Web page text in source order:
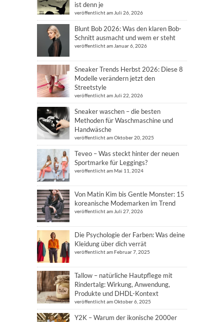
ist denn je
veröffentlicht am Juli 26, 2026
Blunt Bob 2026: Was den klaren Bob-
Schnitt ausmacht und wem er steht
veröffentlicht am Januar 6, 2026
Sneaker Trends Herbst 2026: Diese 8
Modelle verändern jetzt den
Streetstyle
veröffentlicht am Juli 22, 2026
Sneaker waschen – die besten
Methoden für Waschmaschine und
Handwäsche
veröffentlicht am Oktober 20, 2025
Teveo – Was steckt hinter der neuen
Sportmarke für Leggings?
veröffentlicht am Mai 11, 2024
Von Matin Kim bis Gentle Monster: 15
koreanische Modemarken im Trend
veröffentlicht am Juli 27, 2026
Die Psychologie der Farben: Was deine
Kleidung über dich verrät
veröffentlicht am Februar 7, 2025
Tallow – natürliche Hautpflege mit
Rindertalg: Wirkung, Anwendung,
Produkte und DHDL-Kontext
veröffentlicht am Oktober 6, 2025
Y2K – Warum der ikonische 2000er